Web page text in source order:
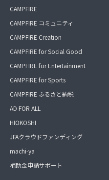
CAMPFIRE
CAMPFIRE コミュニティ
CAMPFIRE Creation
CAMPFIRE for Social Good
CAMPFIRE for Entertainment
CAMPFIRE for Sports
CAMPFIRE ふるさと納税
AD FOR ALL
HIOKOSHI
JFAクラウドファンディング
machi-ya
補助金申請サポート